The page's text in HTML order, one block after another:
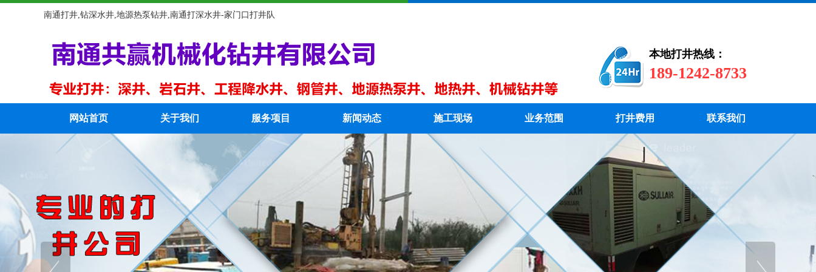
南通打井,钻深水井,地源热泵钻井,南通打深水井-家门口打井队
本地打井热线：
189-1242-8733
网站首页 关于我们 服务项目 新闻动态 施工现场 业务范围 打井费用 联系我们